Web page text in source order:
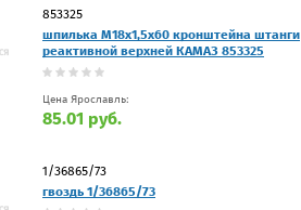
853325
шпилька М18х1,5х60 кронштейна штанги
реактивной верхней КАМАЗ 853325
Цена Ярославль:
85.01 руб.
1/36865/73
гвоздь 1/36865/73